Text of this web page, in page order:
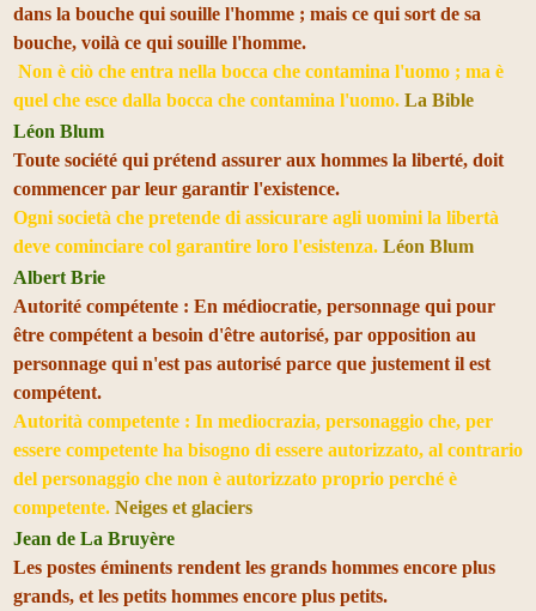
dans la bouche qui souille l'homme ; mais ce qui sort de sa
bouche, voilà ce qui souille l'homme.
Non è ciò che entra nella bocca che contamina l'uomo ; ma è
quel che esce dalla bocca che contamina l'uomo. La Bible
Léon Blum
Toute société qui prétend assurer aux hommes la liberté, doit
commencer par leur garantir l'existence.
Ogni società che pretende di assicurare agli uomini la libertà
deve cominciare col garantire loro l'esistenza. Léon Blum
Albert Brie
Autorité compétente : En médiocratie, personnage qui pour
être compétent a besoin d'être autorisé, par opposition au
personnage qui n'est pas autorisé parce que justement il est
compétent.
Autorità competente : In mediocrazia, personaggio che, per
essere competente ha bisogno di essere autorizzato, al contrario
del personaggio che non è autorizzato proprio perché è
competente. Neiges et glaciers
Jean de La Bruyère
Les postes éminents rendent les grands hommes encore plus
grands, et les petits hommes encore plus petits.